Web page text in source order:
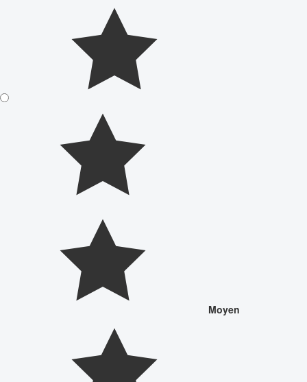
Moyen